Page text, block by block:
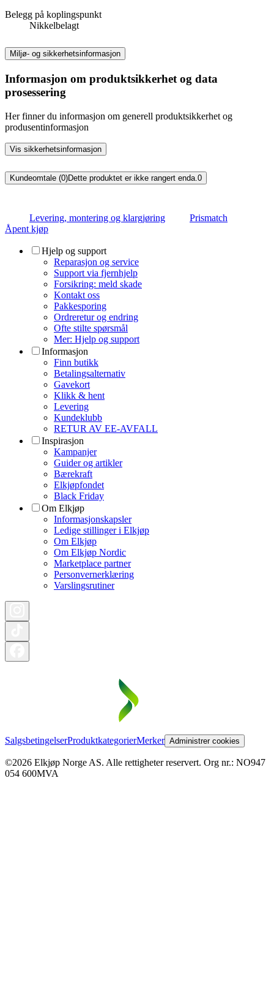
Belegg på koplingspunkt
Nikkelbelagt
Miljø- og sikkerhetsinformasjon
Informasjon om produktsikkerhet og data
prosessering
Her finner du informasjon om generell produktsikkerhet og
produsentinformasjon
Vis sikkerhetsinformasjon
Kundeomtale (0)Dette produktet er ikke rangert enda. 0
Levering, montering og klargjøring
Prismatch
Åpent kjøp
Hjelp og support
Reparasjon og service
Support via fjernhjelp
Forsikring: meld skade
Kontakt oss
Pakkesporing
Ordreretur og endring
Ofte stilte spørsmål
Mer: Hjelp og support
Informasjon
Finn butikk
Betalingsalternativ
Gavekort
Klikk & hent
Levering
Kundeklubb
RETUR AV EE-AVFALL
Inspirasjon
Kampanjer
Guider og artikler
Bærekraft
Elkjøpfondet
Black Friday
Om Elkjøp
Informasjonskapsler
Ledige stillinger i Elkjøp
Om Elkjøp
Om Elkjøp Nordic
Marketplace partner
Personvernerklæring
Varslingsrutiner
SalgsbetingelserProduktkategorierMerker Administrer cookies
©2026 Elkjøp Norge AS. Alle rettigheter reservert. Org nr.: NO947
054 600MVA